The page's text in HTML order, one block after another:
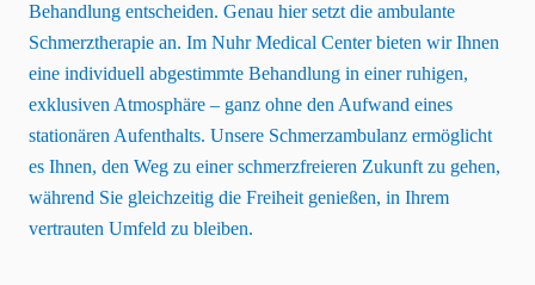
Behandlung entscheiden. Genau hier setzt die ambulante
Schmerztherapie an. Im Nuhr Medical Center bieten wir Ihnen
eine individuell abgestimmte Behandlung in einer ruhigen,
exklusiven Atmosphäre – ganz ohne den Aufwand eines
stationären Aufenthalts. Unsere Schmerzambulanz ermöglicht
es Ihnen, den Weg zu einer schmerzfreieren Zukunft zu gehen,
während Sie gleichzeitig die Freiheit genießen, in Ihrem
vertrauten Umfeld zu bleiben.